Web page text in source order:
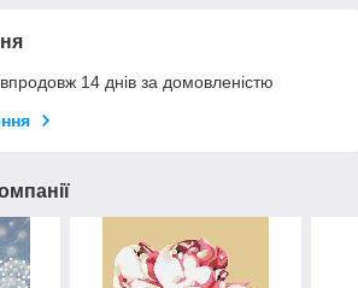
14 днів за домовленістю